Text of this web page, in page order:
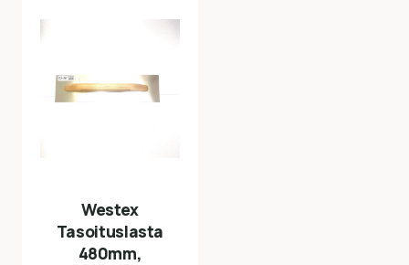
Westex
Tasoituslasta
480mm,